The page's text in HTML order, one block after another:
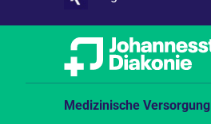
Medizinische Versorgung